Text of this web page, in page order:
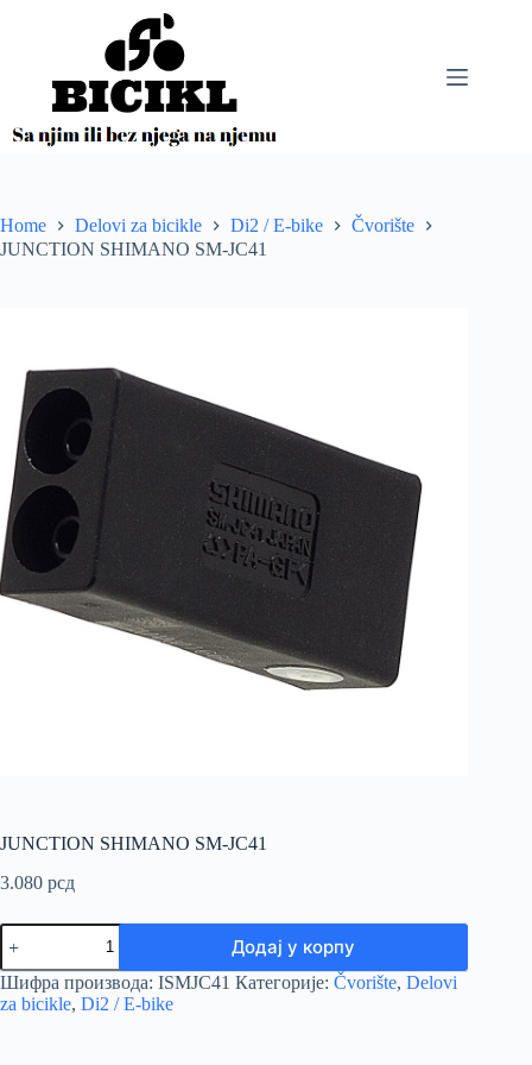
Home Delovi za bicikle Di2 / E-bike
Čvorište
JUNCTION SHIMANO SM-JC41
JUNCTION SHIMANO SM-JC41
3.080 рсд
JUNCTION
SHIMANO
SM-
JC41
количина
Додај у корпу
Шифра производа: ISMJC41 Категорије: Čvorište, Delovi
za bicikle, Di2 / E-bike